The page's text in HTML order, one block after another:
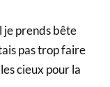
je prends bête
pas trop faire
cieux pour la